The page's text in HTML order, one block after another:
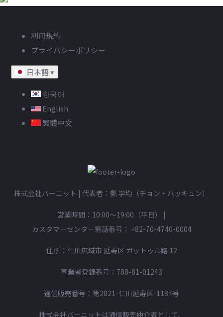
利用規約
プライバシーポリシー
日本語▾
한국어
English
繁體中文
株式会社バーニット | 代表者：鄭 学均（チョン・ハッキュン）
営業時間：10:00〜19:00（平日）
|
カスタマーセンター電話番号： +82-70-4740-0004
住所：仁川広域市 延寿区 ガットゥル路 12
事業者登録番号：788-81-01243
通信販売番号：第2021-仁川延寿区-1187号
株式会社バーニットは通信販売仲介者として、